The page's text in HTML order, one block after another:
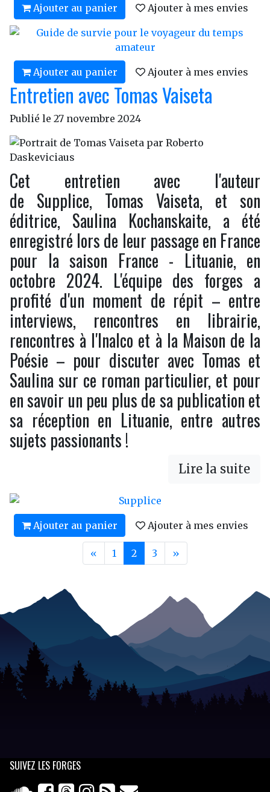
Ajouter au panier Ajouter à mes envies
Ajouter au panier Ajouter à mes envies
Entretien avec Tomas Vaiseta
Publié le 27 novembre 2024
Cet entretien avec l'auteur
de Supplice, Tomas Vaiseta, et son
éditrice, Saulina Kochanskaite, a été
enregistré lors de leur passage en France
pour la saison France - Lituanie, en
octobre 2024. L'équipe des forges a
profité d'un moment de répit – entre
interviews, rencontres en librairie,
rencontres à l'Inalco et à la Maison de la
Poésie – pour discuter avec Tomas et
Saulina sur ce roman particulier, et pour
en savoir un peu plus de sa publication et
sa réception en Lituanie, entre autres
sujets passionants !
Lire la suite
Ajouter au panier Ajouter à mes envies
« 1 2 3 »
SUIVEZ LES FORGES